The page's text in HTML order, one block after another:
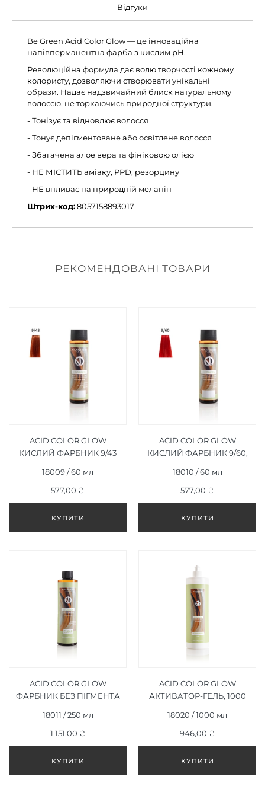
Відгуки
Be Green Acid Color Glow — це інноваційна
напівперманентна фарба з кислим рН.
Революційна формула дає волю творчості кожному
колористу, дозволяючи створювати унікальні
образи. Надає надзвичайний блиск натуральному
волоссю, не торкаючись природної структури.
- Тонізує та відновлює волосся
- Тонує депігментоване або освітлене волосся
- Збагачена алое вера та фініковою олією
- НЕ МІСТИТЬ аміаку, PPD, резорцину
- НЕ впливає на природній меланін
Штрих-код:8057158893017
РЕКОМЕНДОВАНІ ТОВАРИ
ACID COLOR GLOW
КИСЛИЙ ФАРБНИК 9/43
18009 / 60 мл
577,00 ₴
ACID COLOR GLOW
КИСЛИЙ ФАРБНИК 9/60,
18010 / 60 мл
577,00 ₴
ACID COLOR GLOW
ФАРБНИК БЕЗ ПІГМЕНТА
18011 / 250 мл
1 151,00 ₴
ACID COLOR GLOW
АКТИВАТОР-ГЕЛЬ, 1000
18020 / 1000 мл
946,00 ₴